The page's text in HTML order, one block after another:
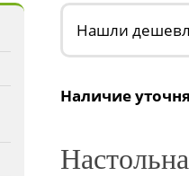
Нашли
Наличие